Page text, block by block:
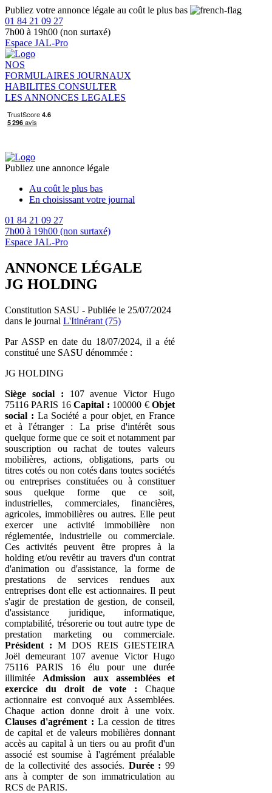
Publiez votre annonce légale au coût le plus bas
01 84 21 09 27
7h00 à 19h00 (non surtaxé)
Espace JAL-Pro
NOS
FORMULAIRES JOURNAUX
HABILITES CONSULTER
LES ANNONCES LEGALES
Publiez une annonce légale
Au coût le plus bas
En choisissant votre journal
01 84 21 09 27
7h00 à 19h00 (non surtaxé)
Espace JAL-Pro
ANNONCE LÉGALE
JG HOLDING
Constitution SASU - Publiée le 25/07/2024
dans le journal L'Itinérant (75)
Par ASSP en date du 18/07/2024, il a été
constitué une SASU dénommée :
JG HOLDING
Siège social : 107 avenue Victor Hugo
75116 PARIS 16Capital : 100000 €Objet
social : La Société a pour objet, en France
et à l'étranger : La prise d'intérêt sous
quelque forme que ce soit et notamment par
souscription ou rachat de toutes valeurs
mobilières, actions, obligations, parts ou
titres cotés ou non cotés dans toutes sociétés
ou entreprises constituées ou à constituer
sous quelque forme que ce soit,
industrielles, commerciales, financières,
agricoles, immobilières ou autres. Elle peut
exercer une activité immobilière non
réglementée, industrielle ou commerciale.
Ces activités peuvent être propres à la
holding et/ou revêtir au travers d'un contrat
d'animation ou d'assistance, la forme de
prestations de services rendues aux
entreprises dont elle est actionnaires. Il peut
s'agir de prestation de gestion, de conseil,
d'assistance juridique, informatique,
comptabilité, trésorerie ou tout autre type de
prestation marketing ou commerciale.
Président : M DOS REIS GIESTEIRA
Joël demeurant 107 avenue Victor Hugo
75116 PARIS 16 élu pour une durée
illimitée Admission aux assemblées et
exercice du droit de vote : Chaque
actionnaire est convoqué aux Assemblées.
Chaque action donne droit à une voix.
Clauses d'agrément : La cession de titres
de capital et de valeurs mobilières donnant
accès au capital à un tiers ou au profit d'un
associé est soumise à l'agrément préalable
de la collectivité des associés. Durée : 99
ans à compter de son immatriculation au
RCS de PARIS.